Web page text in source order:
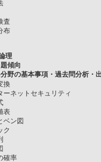
査
布
理
傾向
野の基本事項・過去問分析・
換
ーネットセキュリティ
表
ベン図
ク
確率